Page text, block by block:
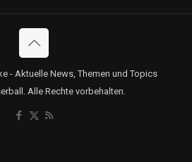
- Aktuelle News, Themen und Topics
Alle Rechte vorbehalten.